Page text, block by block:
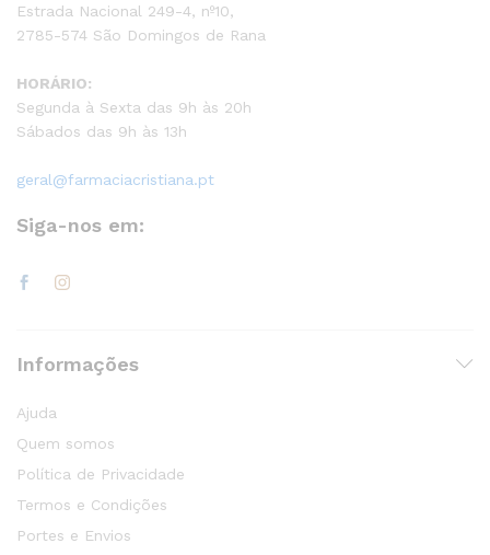
Estrada Nacional 249-4, nº10,
2785-574 São Domingos de Rana
HORÁRIO:
Segunda à Sexta das 9h às 20h
Sábados das 9h às 13h
geral@farmaciacristiana.pt
Siga-nos em:
Informações
Ajuda
Quem somos
Política de Privacidade
Termos e Condições
Portes e Envios